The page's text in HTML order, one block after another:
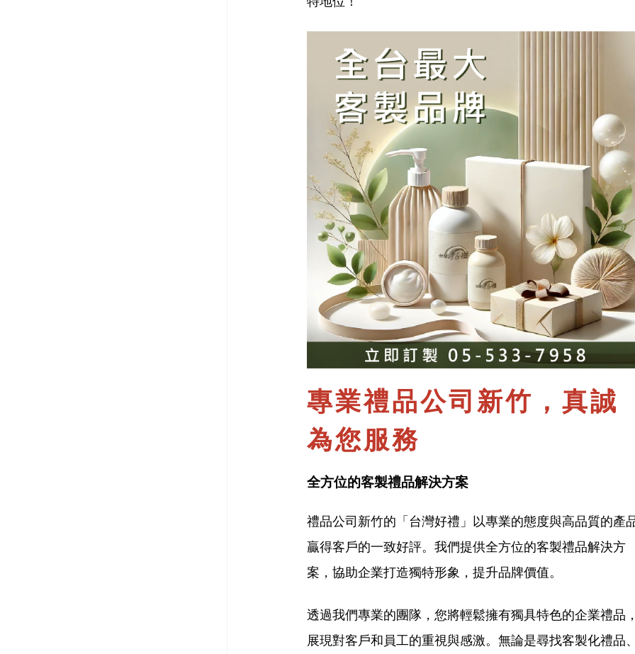
專業禮品公司新竹，真誠
為您服務
全方位的客製禮品解決方案
禮品公司新竹的「台灣好禮」以專業的態度與高品質的產
贏得客戶的一致好評。我們提供全方位的客製禮品解決方
案，協助企業打造獨特形象，提升品牌價值。
透過我們專業的團隊，您將輕鬆擁有獨具特色的企業禮品
展現對客戶和員工的重視與感激。無論是尋找客製化禮品